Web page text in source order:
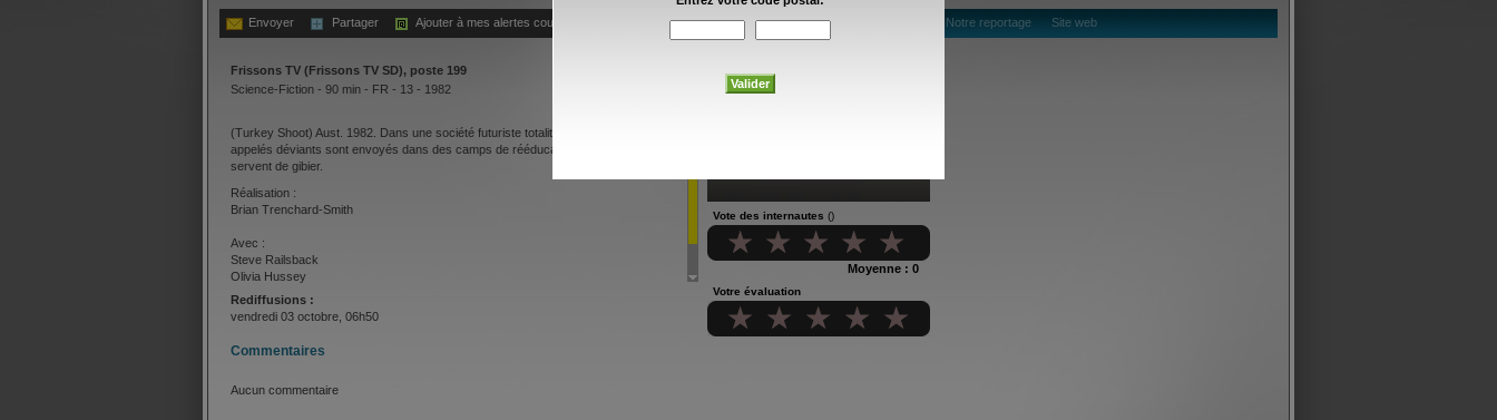
Envoyer Partager Ajouter à mes alertes courriel Notre reportage Site web
Frissons TV (Frissons TV SD), poste 199
Science-Fiction - 90 min - FR - 13 - 1982
(Turkey Shoot) Aust. 1982. Dans une société futuriste totalitaire, des opposants
appelés déviants sont envoyés dans des camps de rééducation où certains
servent de gibier.
Réalisation :
Brian Trenchard-Smith
Avec :
Steve Railsback
Olivia Hussey
Michael Craig
Rediffusions :
vendredi 03 octobre, 06h50
Commentaires
Aucun commentaire
Vote des internautes ()
Moyenne : 0
Votre évaluation